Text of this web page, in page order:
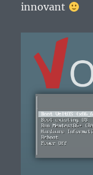
innovant